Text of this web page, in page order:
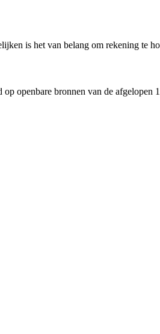
is het van belang om rekening te
openbare bronnen van de afgelopen